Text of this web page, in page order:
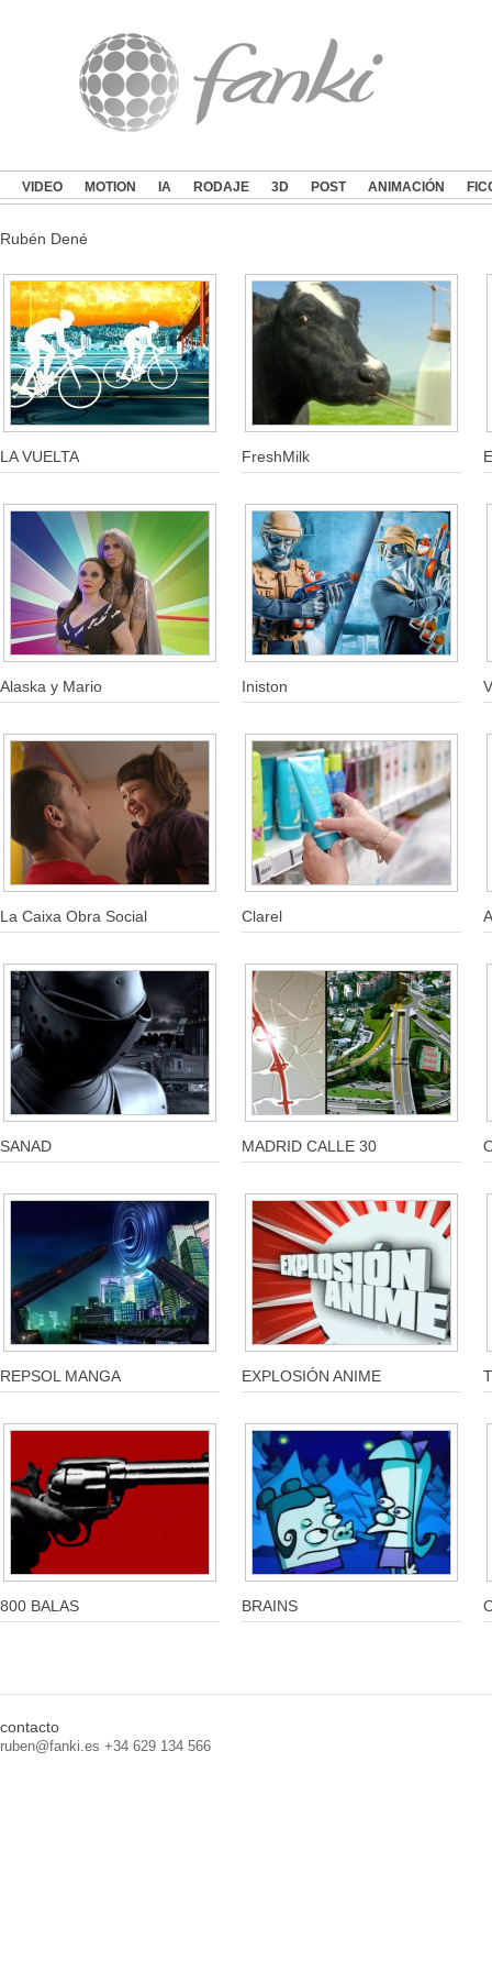
VIDEO MOTION IA RODAJE 3D POST ANIMACIÓN
Rubén Dené
LA VUELTA FreshMilk
Alaska y Mario Iniston
La Caixa Obra Social Clarel
SANAD MADRID CALLE 30
REPSOL MANGA EXPLOSIÓN ANIME
800 BALAS BRAINS
contacto
ruben@fanki.es +34 629 134 566